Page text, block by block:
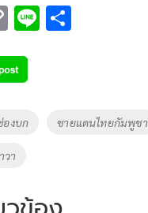
C
p
y
Li
k
Li
องบก ชายแดนไทยกัมพูชา
า